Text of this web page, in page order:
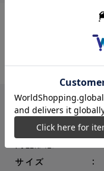
JANコード
レーベル
サイズ